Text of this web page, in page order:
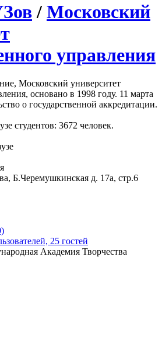
/ Московский
управления
Московский университет
основано в 1998 году. 11 марта
о государственной аккредитации.
студентов: 3672 человек.
Б.Черемушкинская д. 17а, стр.6
25 гостей
Академия Творчества